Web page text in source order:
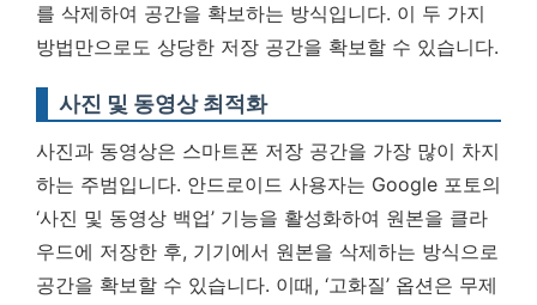
를 삭제하여 공간을 확보하는 방식입니다. 이 두 가지
방법만으로도 상당한 저장 공간을 확보할 수 있습니다.
사진 및 동영상 최적화
사진과 동영상은 스마트폰 저장 공간을 가장 많이 차지
하는 주범입니다. 안드로이드 사용자는 Google 포토의
‘사진 및 동영상 백업’ 기능을 활성화하여 원본을 클라
우드에 저장한 후, 기기에서 원본을 삭제하는 방식으로
공간을 확보할 수 있습니다. 이때, ‘고화질’ 옵션은 무제